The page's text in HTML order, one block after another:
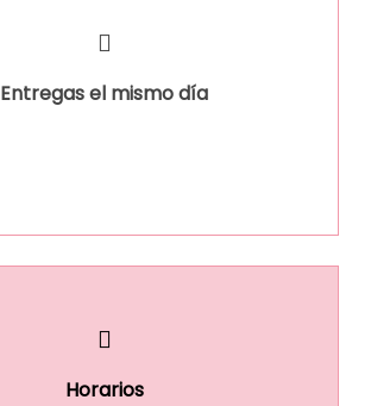
Entregas el mismo día
Horarios